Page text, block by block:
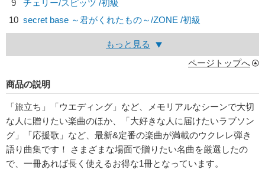
9
チェリー/スピッツ /初級
10 secret base ～君がくれたもの～/ZONE /初級
もっと見る
ページトップへ
商品の説明
「旅立ち」「ウエディング」など、メモリアルなシーンで大切
な人に贈りたい楽曲のほか、「大好きな人に届けたいラブソン
グ」「応援歌」など、最新&定番の楽曲が満載のウクレレ弾き
語り曲集です！ さまざまな場面で贈りたい名曲を厳選したの
で、一冊あれば長く使えるお得な1冊となっています。